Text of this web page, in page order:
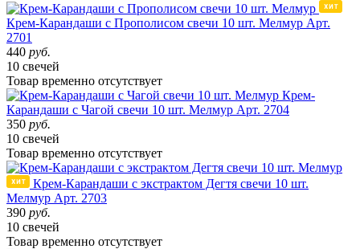
Крем-Карандаши с Прополисом свечи 10 шт. Мелмур Арт.
2701
440 руб.
10 свечей
Товар временно отсутствует
Крем-
Карандаши с Чагой свечи 10 шт. Мелмур Арт. 2704
350 руб.
10 свечей
Товар временно отсутствует
Крем-Карандаши с экстрактом Дегтя свечи 10 шт.
Мелмур Арт. 2703
390 руб.
10 свечей
Товар временно отсутствует